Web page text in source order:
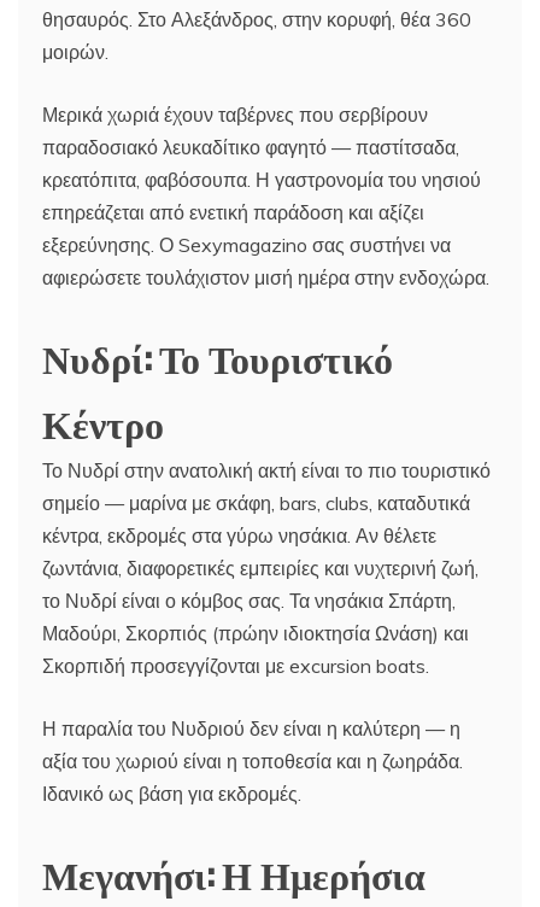
θησαυρός. Στο Αλεξάνδρος, στην κορυφή, θέα 360
μοιρών.
Μερικά χωριά έχουν ταβέρνες που σερβίρουν
παραδοσιακό λευκαδίτικο φαγητό — παστίτσαδα,
κρεατόπιτα, φαβόσουπα. Η γαστρονομία του νησιού
επηρεάζεται από ενετική παράδοση και αξίζει
εξερεύνησης. Ο Sexymagazino σας συστήνει να
αφιερώσετε τουλάχιστον μισή ημέρα στην ενδοχώρα.
Νυδρί: Το Τουριστικό
Κέντρο
Το Νυδρί στην ανατολική ακτή είναι το πιο τουριστικό
σημείο — μαρίνα με σκάφη, bars, clubs, καταδυτικά
κέντρα, εκδρομές στα γύρω νησάκια. Αν θέλετε
ζωντάνια, διαφορετικές εμπειρίες και νυχτερινή ζωή,
το Νυδρί είναι ο κόμβος σας. Τα νησάκια Σπάρτη,
Μαδούρι, Σκορπιός (πρώην ιδιοκτησία Ωνάση) και
Σκορπιδή προσεγγίζονται με excursion boats.
Η παραλία του Νυδριού δεν είναι η καλύτερη — η
αξία του χωριού είναι η τοποθεσία και η ζωηράδα.
Ιδανικό ως βάση για εκδρομές.
Μεγανήσι: Η Ημερήσια